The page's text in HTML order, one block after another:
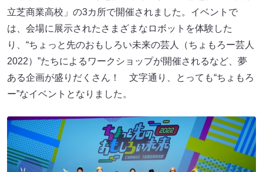
立芝商業高校」の3カ所で開催されました。イベントで
は、会場に展示されたさまざまなロボットを体験した
り、“ちょっと先のおもしろい未来の芸人（ちょもろー芸人
2022）”たちによるワークショップが開催されるなど、夢
ある企画が盛りだくさん！ 文字通り、とっても“ちょもろ
ー”なイベントとなりました。